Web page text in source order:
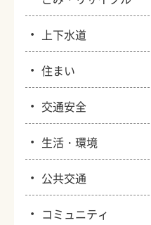
・ 上下水道
・住まい
・ 交通安全
・ 生活・環境
・ 公共交通
・ コミュニティ